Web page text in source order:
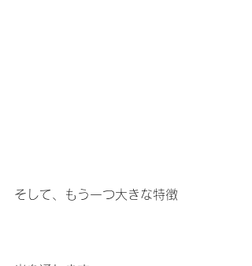
そして、もう一つ大きな特徴